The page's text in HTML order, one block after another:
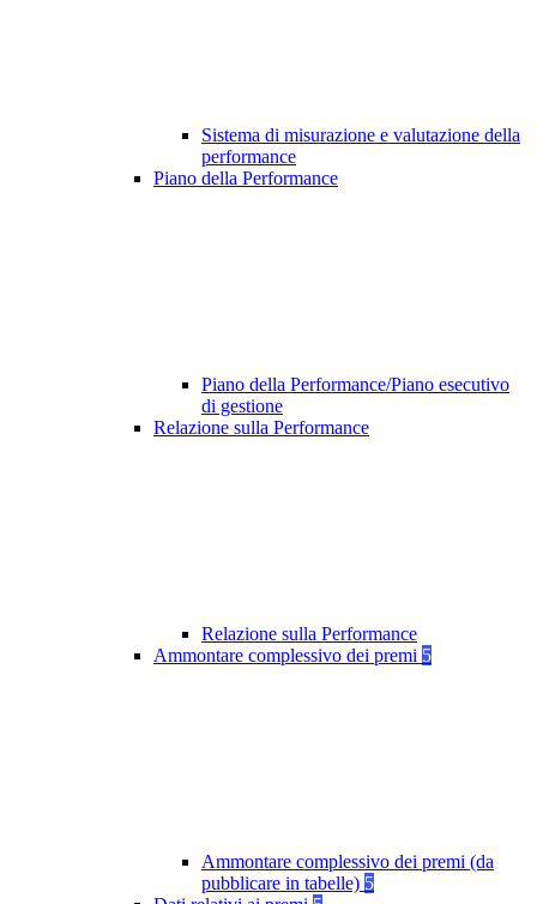
Sistema di misurazione e valutazione della
performance
Piano della Performance
Piano della Performance/Piano esecutivo
di gestione
Relazione sulla Performance
Relazione sulla Performance
Ammontare complessivo dei premi 5
Ammontare complessivo dei premi (da
pubblicare in tabelle) 5